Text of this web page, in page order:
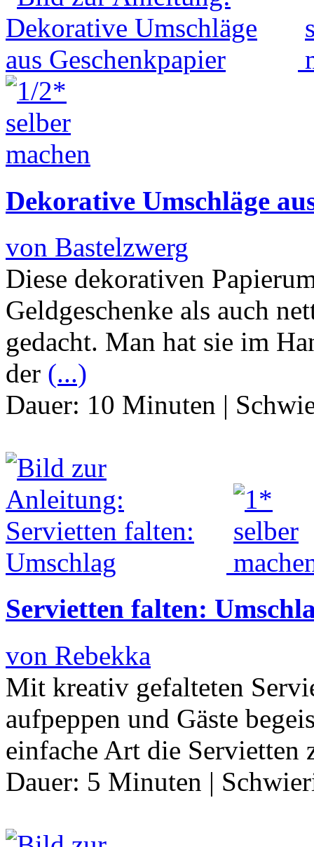
Dekorative Umschläge
von Bastelzwerg
Diese dekorativen
Geldgeschenke als auch
gedacht. Man hat sie im
der (...)
Dauer: 10 Minuten |
Servietten falten:
von Rebekka
Mit kreativ gefalteten
aufpeppen und Gäste
einfache Art die
Dauer: 5 Minuten |